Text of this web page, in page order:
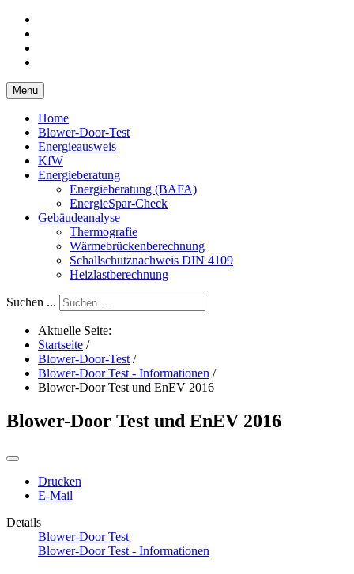
Menu
Home
Blower-Door-Test
Energieausweis
KfW
Energieberatung
Energieberatung (BAFA)
EnergieSpar-Check
Gebäudeanalyse
Thermografie
Wärmebrückenberechnung
Schallschutznachweis DIN 4109
Heizlastberechnung
Suchen ...
Aktuelle Seite:
Startseite /
Blower-Door-Test /
Blower-Door Test - Informationen /
Blower-Door Test und EnEV 2016
Blower-Door Test und EnEV 2016
Drucken
E-Mail
Details
Blower-Door Test
Blower-Door Test - Informationen